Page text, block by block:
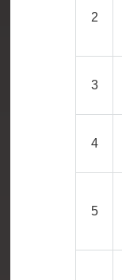
2
3
4
5